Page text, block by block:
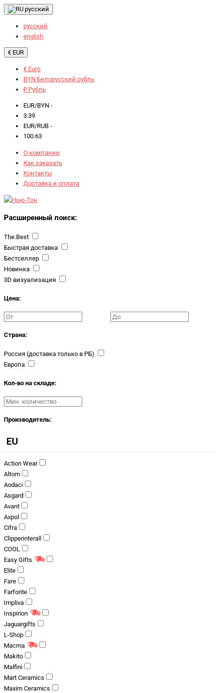
русский
русский
english
€ EUR
€ Euro
BYN Белорусский рубль
₽ Рубль
EUR/BYN -
3.39
EUR/RUB -
100.63
О компании
Как заказать
Контакты
Доставка и оплата
Расширенный поиск:
The.Best
Быстрая доставка
Бестселлер
Новинка
3D визуализация
Цена:
Страна:
Россия (доставка только в РБ)
Европа
Кол-во на складе:
Производитель:
EU
Action Wear
Altom
Aodaci
Asgard
Avant
Axpol
Cifra
Clipperinterall
COOL
Easy Gifts
Elite
Fare
Farforite
Impliva
Inspirion
Jaguargifts
L-Shop
Macma
Makito
Malfini
Mart Ceramics
Maxim Ceramics